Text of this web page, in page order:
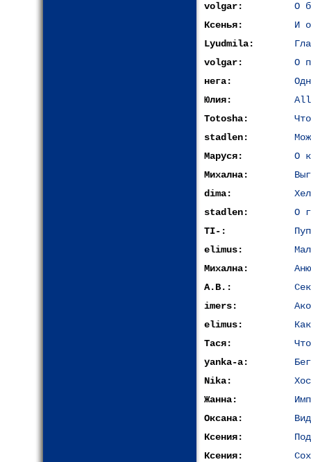
volgar:
О
Ксенья:
И
Lyudmila:
volgar:
О
нега:
Юлия:
Totosha:
stadlen:
Маруся:
О
Михална:
dima:
stadlen:
О
TI-:
elimus:
Михална:
A.B.:
imers:
elimus:
Тася:
yanka-a:
Nika:
Жанна:
Оксана:
Ксения:
Ксения: